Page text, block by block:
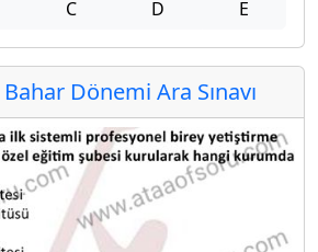
C D E
Dönemi Ara Sınavı